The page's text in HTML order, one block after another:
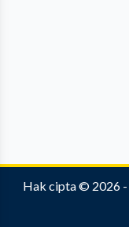
Hak cipta © 2026 -